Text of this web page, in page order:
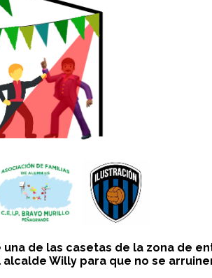
de las casetas de la zona de
Willy para que no se